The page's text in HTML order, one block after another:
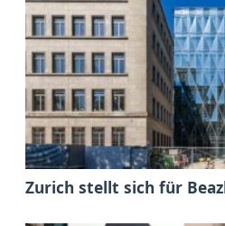
Zurich stellt sich für